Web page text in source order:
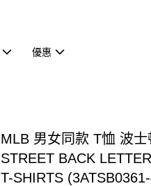
優惠
MLB 男女同款 T恤 波
STREET BACK
T-SHIRTS